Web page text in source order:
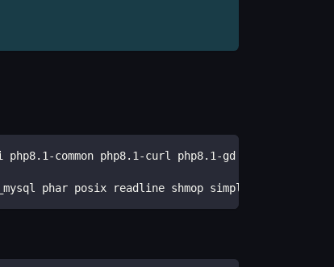
common php8.1-curl php8.1-gd php8.1-
phar posix readline shmop simplexml sockets